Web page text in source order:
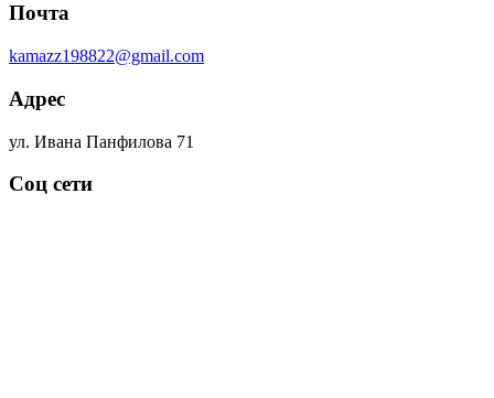
Почта
kamazz198822@gmail.com
Адрес
ул. Ивана Панфилова 71
Соц сети